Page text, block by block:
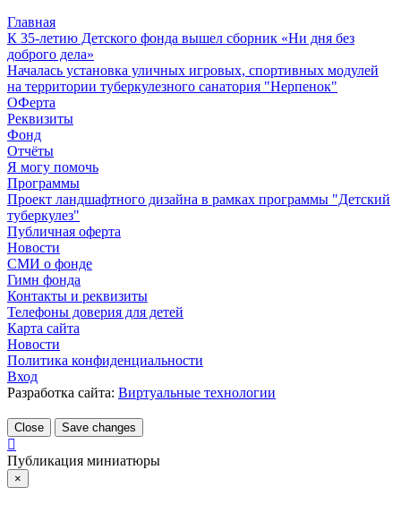
Главная
К 35-летию Детского фонда вышел сборник «Ни дня без
доброго дела»
Началась установка уличных игровых, спортивных модулей
на территории туберкулезного санатория "Нерпенок"
ОФерта
Реквизиты
Фонд
Отчёты
Я могу помочь
Программы
Проект ландшафтного дизайна в рамках программы "Детский
туберкулез"
Публичная оферта
Новости
СМИ о фонде
Гимн фонда
Контакты и реквизиты
Телефоны доверия для детей
Карта сайта
Новости
Политика конфиденциальности
Вход
Разработка сайта: Виртуальные технологии
Close Save changes
Публикация миниатюры
×